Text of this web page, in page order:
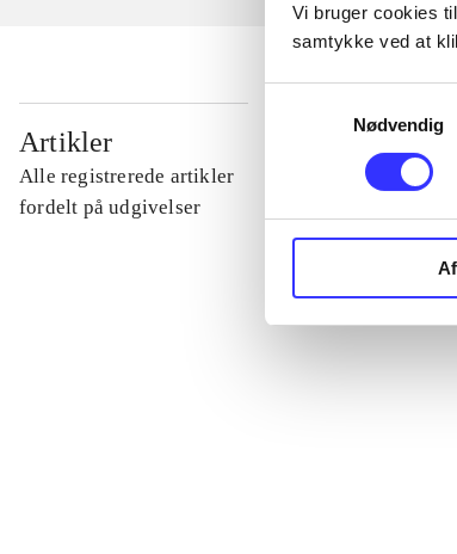
Vi bruger cookies
samtykke ved at
Nødvendig
Artikler
Alle registrerede artikler
fordelt på udgivelser
...